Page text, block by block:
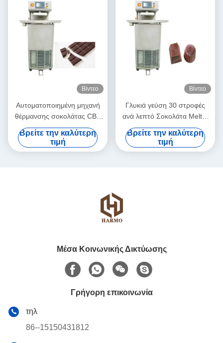
Βίντεο
Αυτοματοποιημένη μηχανή
θέρμανσης σοκολάτας CBE
25L
Βρείτε την καλύτερη
τιμή
Βίντεο
Γλυκιά γεύση 30 στροφές
ανά λεπτό Σοκολάτα Melter
Εμπορική
Βρείτε την καλύτερη
τιμή
Μέσα Κοινωνικής Δικτύωσης
Γρήγορη επικοινωνία
τηλ
86--15150431812